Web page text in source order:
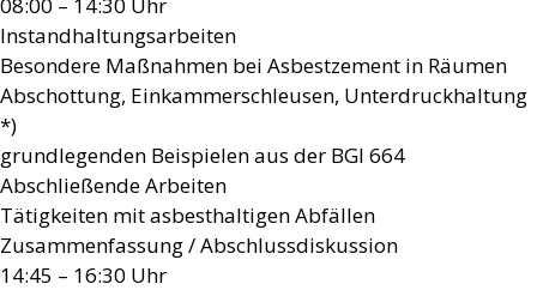
Instandhaltungsarbeiten
Besondere Maßnahmen bei Asbestzement in Räumen
Abschottung, Einkammerschleusen, Unterdruckhaltung
*)
grundlegenden Beispielen aus der BGI 664
Abschließende Arbeiten
Tätigkeiten mit asbesthaltigen Abfällen
Zusammenfassung / Abschlussdiskussion
14:45 – 16:30 Uhr